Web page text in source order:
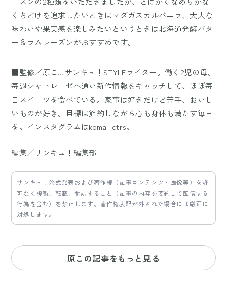
くちどけを追求したいときはマダガスカルバニラ、大人な
味わいや果実感を楽しみたいというときは北海道発酵バタ
ー＆ラムレーズンがおすすめです。
■監修／原こ…サンキュ！STYLEライター。働く2児の母。
毎週シャトレーゼへ通い新作情報をキャッチして、ほぼ毎
日スイーツを食べている。家事は好きだけど苦手、おいし
いものが好き。目標は節約しながら心も身体も満たす毎日
を。インスタグラムはkoma_ctrs。
編集／サンキュ！編集部
サンキュ！公式発表および著作権（記事コンテンツ・画像等）を許
可なく複製、転載、翻訳すること（記事の内容を要約して配信する
行為を含む）を禁止します。著作権表記が外された場合には厳正に
対処します。
原この記事をもっと見る